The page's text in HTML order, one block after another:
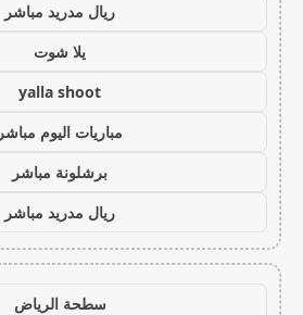
ريال مدريد مباشر
يلا شوت
yalla shoot
مباريات اليوم مباشر
برشلونة مباشر
ريال مدريد مباشر
سطحة الرياض